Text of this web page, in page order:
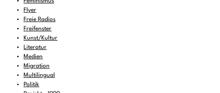
09:00
11:00 - 11:06
11:06 - 12:00
12:00
13:00 - 13:06
13:06 -
Flyer
Freie Radios
Freifenster
Kunst/Kultur
Literatur
Medien
Migration
Multilingual
Politik